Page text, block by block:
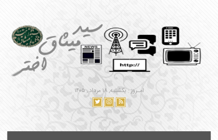
امـروز : یکشنبه, ۱۸ مرداد , ۱۴۰۵